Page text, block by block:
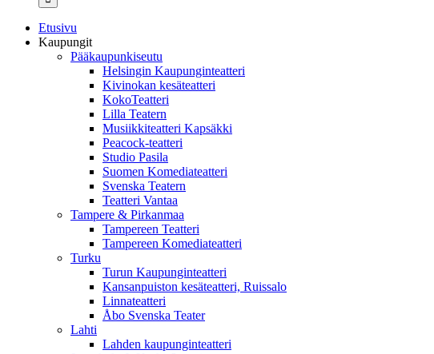
Etusivu
Kaupungit
Pääkaupunkiseutu
Helsingin Kaupunginteatteri
Kivinokan kesäteatteri
KokoTeatteri
Lilla Teatern
Musiikkiteatteri Kapsäkki
Peacock-teatteri
Studio Pasila
Suomen Komediateatteri
Svenska Teatern
Teatteri Vantaa
Tampere & Pirkanmaa
Tampereen Teatteri
Tampereen Komediateatteri
Turku
Turun Kaupunginteatteri
Kansanpuiston kesäteatteri, Ruissalo
Linnateatteri
Åbo Svenska Teater
Lahti
Lahden kaupunginteatteri